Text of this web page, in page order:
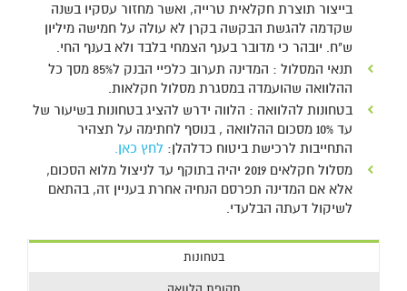
בייצור תוצרת חקלאית טרייה, ואשר מחזור עסקיו בשנה
שקדמה להגשת הבקשה בקרן לא עולה על חמישה מיליון
ש"ח. יובהר כי מדובר בענף הצמחי בלבד ולא בענף החי.
תנאי המסלול : המדינה תערוב כלפיי הבנק ל85% מסך כל
ההלוואה שהועמדה במסגרת מסלול חקלאות.
בטחונות להלוואה : הלווה ידרש להציג בטחונות בשיעור של
עד 10% מסכום ההלוואה , בנוסף לחתימה על תצהיר
התחייבות לרכישת ביטוח כדלהלן: לחץ כאן.
מסלול חקלאים 2019 יהיה בתוקף עד לניצול מלוא הסכום,
אלא אם המדינה תפרסם הנחיה אחרת בעניין זה, בהתאם
לשיקול דעתה הבלעדי.
בטחונות